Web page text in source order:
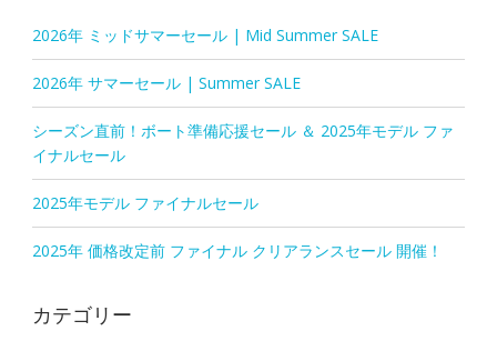
2026年 ミッドサマーセール | Mid Summer SALE
2026年 サマーセール | Summer SALE
シーズン直前！ボート準備応援セール ＆ 2025年モデル ファ
イナルセール
2025年モデル ファイナルセール
2025年 価格改定前 ファイナル クリアランスセール 開催！
カテゴリー